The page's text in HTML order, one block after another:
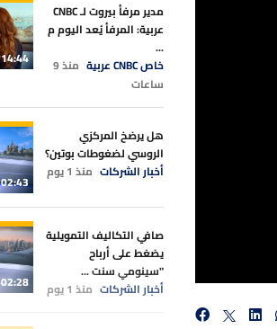
مدير مرفأ بيروت لـ CNBC
عربية: المرفأ يُعد اليوم م
...
خاص CNBC عربية
منذ 9
ساعات
14:44
هل يرضخ المركزي
الروسي لضغوطات بوتين؟
أخبار الشركات منذ 1 يوم
02:43
صافي التكاليف التمويلية
يضغط على أرباح
"سينومي سنت ...
أخبار الشركات منذ 1 يوم 02:28